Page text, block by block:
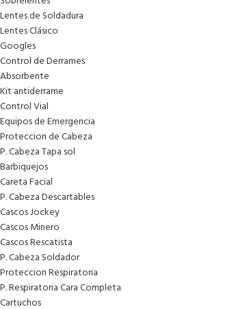
Lentes de Soldadura
Lentes Clásico
Googles
Control de Derrames
Absorbente
Kit antiderrame
Control Vial
Equipos de Emergencia
Proteccion de Cabeza
P. Cabeza Tapa sol
Barbiquejos
Careta Facial
P. Cabeza Descartables
Cascos Jockey
Cascos Minero
Cascos Rescatista
P. Cabeza Soldador
Proteccion Respiratoria
P. Respiratoria Cara Completa
Cartuchos